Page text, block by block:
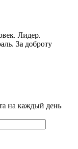
Лидер.
За доброту
на каждый день